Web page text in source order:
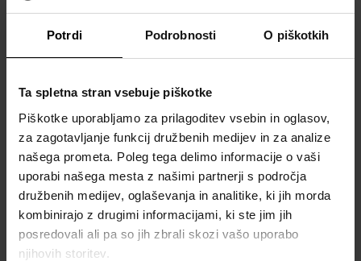
Potrdi Podrobnosti O piškotkih
Ta spletna stran vsebuje piškotke
Piškotke uporabljamo za prilagoditev vsebin in oglasov,
za zagotavljanje funkcij družbenih medijev in za analize
našega prometa. Poleg tega delimo informacije o vaši
uporabi našega mesta z našimi partnerji s področja
družbenih medijev, oglaševanja in analitike, ki jih morda
kombinirajo z drugimi informacijami, ki ste jim jih
posredovali ali pa so jih zbrali skozi vašo uporabo
njihovih storitev.